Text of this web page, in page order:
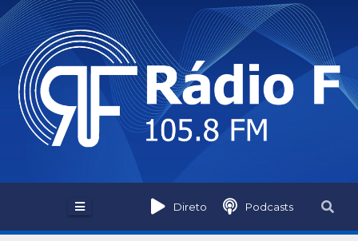
Skip
to
content
Direto Podcasts